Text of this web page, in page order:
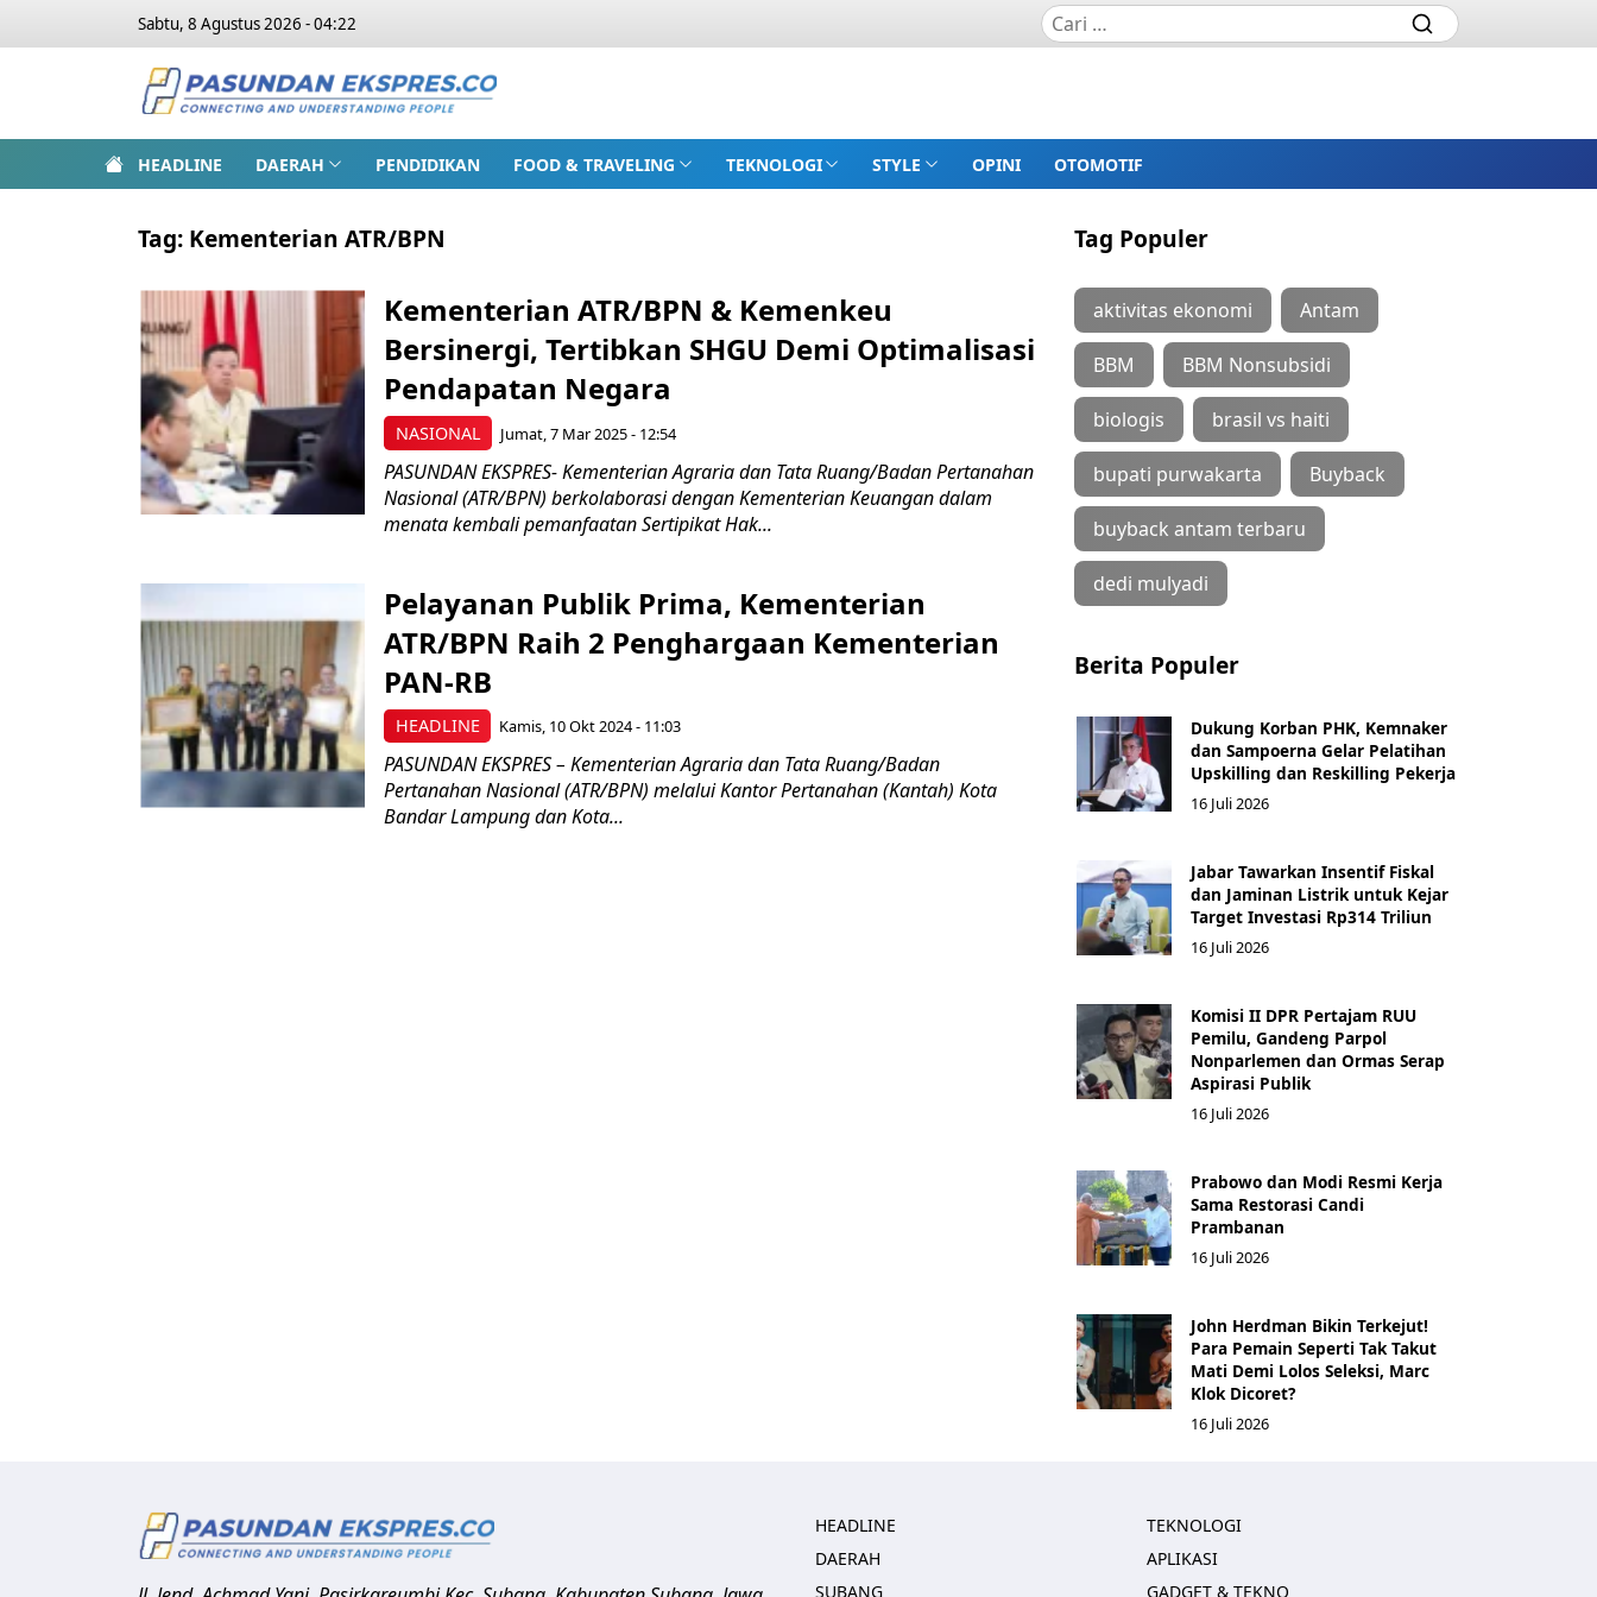
Sabtu, 8 Agustus 2026 - 04:22
HEADLINE DAERAH PENDIDIKAN FOOD & TRAVELING TEKNOLOGI STYLE OPINI OTOMOTIF
Tag: Kementerian ATR/BPN
NASIONAL
Kementerian ATR/BPN & Kemenkeu
Bersinergi, Tertibkan SHGU Demi Optimalisasi
Pendapatan Negara
Jumat, 7 Mar 2025 - 12:54
PASUNDAN EKSPRES- Kementerian Agraria dan Tata Ruang/Badan Pertanahan
Nasional (ATR/BPN) berkolaborasi dengan Kementerian Keuangan dalam
menata kembali pemanfaatan Sertipikat Hak...
HEADLINE
Pelayanan Publik Prima, Kementerian
ATR/BPN Raih 2 Penghargaan Kementerian
PAN-RB
Kamis, 10 Okt 2024 - 11:03
PASUNDAN EKSPRES – Kementerian Agraria dan Tata Ruang/Badan
Pertanahan Nasional (ATR/BPN) melalui Kantor Pertanahan (Kantah) Kota
Bandar Lampung dan Kota...
Tag Populer
aktivitas ekonomi Antam
BBM BBM Nonsubsidi
biologis brasil vs haiti
bupati purwakarta Buyback
buyback antam terbaru
dedi mulyadi
Berita Populer
Dukung Korban PHK, Kemnaker
dan Sampoerna Gelar Pelatihan
Upskilling dan Reskilling Pekerja
16 Juli 2026
Jabar Tawarkan Insentif Fiskal
dan Jaminan Listrik untuk Kejar
Target Investasi Rp314 Triliun
16 Juli 2026
Komisi II DPR Pertajam RUU
Pemilu, Gandeng Parpol
Nonparlemen dan Ormas Serap
Aspirasi Publik
16 Juli 2026
Prabowo dan Modi Resmi Kerja
Sama Restorasi Candi
Prambanan
16 Juli 2026
John Herdman Bikin Terkejut!
Para Pemain Seperti Tak Takut
Mati Demi Lolos Seleksi, Marc
Klok Dicoret?
16 Juli 2026
HEADLINE
DAERAH
SUBANG
TEKNOLOGI
APLIKASI
GADGET & TEKNO